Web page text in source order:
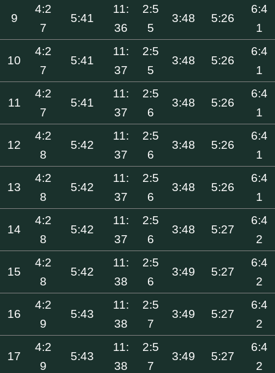
9
4:2
7
5:41
11:
36
2:5
5
3:48 5:26
6:4
1
10
4:2
7
5:41
11:
37
2:5
5
3:48 5:26
6:4
1
11
4:2
7
5:41
11:
37
2:5
6
3:48 5:26
6:4
1
12
4:2
8
5:42
11:
37
2:5
6
3:48 5:26
6:4
1
13
4:2
8
5:42
11:
37
2:5
6
3:48 5:26
6:4
1
14
4:2
8
5:42
11:
37
2:5
6
3:48 5:27
6:4
2
15
4:2
8
5:42
11:
38
2:5
6
3:49 5:27
6:4
2
16
4:2
9
5:43
11:
38
2:5
7
3:49 5:27
6:4
2
17
4:2
9
5:43
11:
38
2:5
7
3:49 5:27
6:4
2